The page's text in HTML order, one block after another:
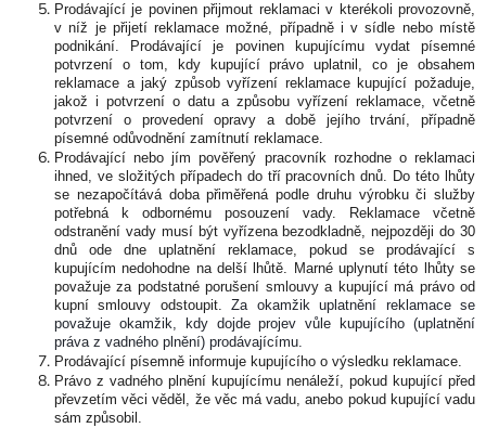
Prodávající je povinen přijmout reklamaci v kterékoli provozovně,
v níž je přijetí reklamace možné, případně i v sídle nebo místě
podnikání. Prodávající je povinen kupujícímu vydat písemné
potvrzení o tom, kdy kupující právo uplatnil, co je obsahem
reklamace a jaký způsob vyřízení reklamace kupující požaduje,
jakož i potvrzení o datu a způsobu vyřízení reklamace, včetně
potvrzení o provedení opravy a době jejího trvání, případně
písemné odůvodnění zamítnutí reklamace.
Prodávající nebo jím pověřený pracovník rozhodne o reklamaci
ihned, ve složitých případech do tří pracovních dnů. Do této lhůty
se nezapočítává doba přiměřená podle druhu výrobku či služby
potřebná k odbornému posouzení vady. Reklamace včetně
odstranění vady musí být vyřízena bezodkladně, nejpozději do 30
dnů ode dne uplatnění reklamace, pokud se prodávající s
kupujícím nedohodne na delší lhůtě. Marné uplynutí této lhůty se
považuje za podstatné porušení smlouvy a kupující má právo od
kupní smlouvy odstoupit.Za okamžik uplatnění reklamace se
považuje okamžik, kdy dojde projev vůle kupujícího (uplatnění
práva z vadného plnění) prodávajícímu.
Prodávající písemně informuje kupujícího o výsledku reklamace.
Právo z vadného plnění kupujícímu nenáleží, pokud kupující před
převzetím věci věděl, že věc má vadu, anebo pokud kupující vadu
sám způsobil.